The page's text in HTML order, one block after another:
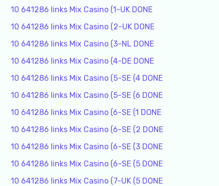
10 641286 links Mix Casino (1-UK DONE
10 641286 links Mix Casino (2-UK DONE
10 641286 links Mix Casino (3-NL DONE
10 641286 links Mix Casino (4-DE DONE
10 641286 links Mix Casino (5-SE (4 DONE
10 641286 links Mix Casino (5-SE (6 DONE
10 641286 links Mix Casino (6-SE (1 DONE
10 641286 links Mix Casino (6-SE (2 DONE
10 641286 links Mix Casino (6-SE (3 DONE
10 641286 links Mix Casino (6-SE (5 DONE
10 641286 links Mix Casino (7-UK (5 DONE